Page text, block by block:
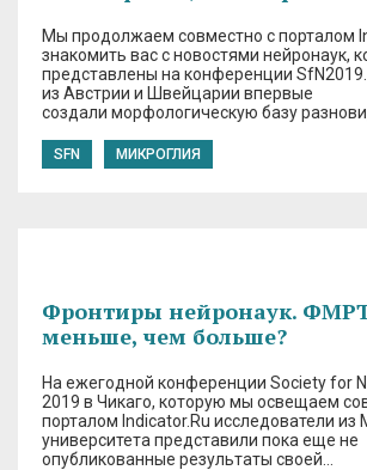
Мы продолжаем совместно с порталом
знакомить вас с новостями нейронаук,
представлены на конференции
из Австрии и Швейцарии впервые
создали морфологическую базу
SFN МИКРОГЛИЯ
Фронтиры нейронаук.
меньше, чем больше?
На ежегодной конференции Society for
2019 в Чикаго, которую мы освещаем
порталом Indicator.Ru исследователи из
университета представили пока еще не
опубликованные результаты своей…